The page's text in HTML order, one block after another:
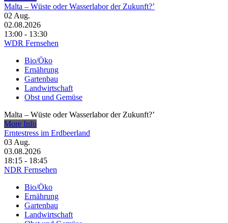
Malta – Wüste oder Wasserlabor der Zukunft?’
02 Aug.
02.08.2026
13:00 - 13:30
WDR Fernsehen
Bio/Öko
Ernährung
Gartenbau
Landwirtschaft
Obst und Gemüse
Malta – Wüste oder Wasserlabor der Zukunft?’
More Info
Erntestress im Erdbeerland
03 Aug.
03.08.2026
18:15 - 18:45
NDR Fernsehen
Bio/Öko
Ernährung
Gartenbau
Landwirtschaft